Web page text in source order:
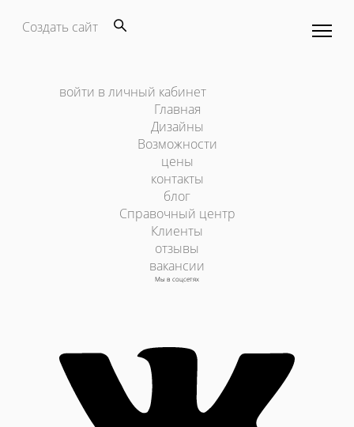
Создать сайт
войти в личный кабинет
Главная
Дизайны
Возможности
цены
контакты
блог
Справочный центр
Клиенты
отзывы
вакансии
Мы в соцсетях